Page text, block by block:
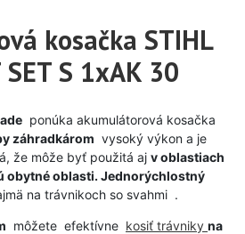
kosačka STIHL
S 1xAK 30
ponúka akumulátorová kosačka
záhradkárom vysoký výkon a je
že môže byť použitá aj v oblastiach
obytné oblasti. Jednorýchlostný
na trávnikoch so svahmi .
môžete efektívne kosiť trávniky na